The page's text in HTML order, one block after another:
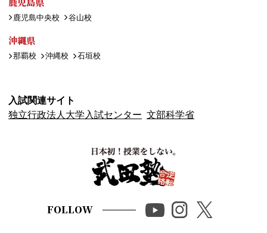
鹿児島中央校 谷山校
沖縄県
那覇校 沖縄校 石垣校
入試関連サイト
独立行政法人大学入試センター 文部科学省
FOLLOW